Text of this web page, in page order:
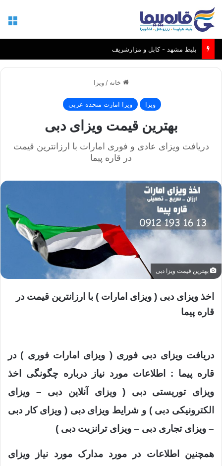
بلیط مشهد - کابل و مزارشریف
خانه / ویزا
ویزا ویزا امارت متحده عربی
بهترین قیمت ویزای دبی
دریافت ویزای عادی و فوری امارات با ارزانترین قیمت
در قاره پیما
بهترین قیمت ویزا دبی
اخذ ویزای دبی ( ویزای امارات ) با ارزانترین قیمت در
قاره پیما
دریافت ویزای دبی فوری ( ویزای امارات فوری ) در
قاره پیما : اطلاعات مورد نیاز درباره چگونگی اخذ
ویزای توریستی دبی ( ویزای آنلاین دبی – ویزای
الکترونیکی دبی ) و شرایط ویزای دبی ( ویزای کار دبی
– ویزای تجاری دبی – ویزای ترانزیت دبی )
همچنین اطلاعات در مورد مدارک مورد نیاز ویزای